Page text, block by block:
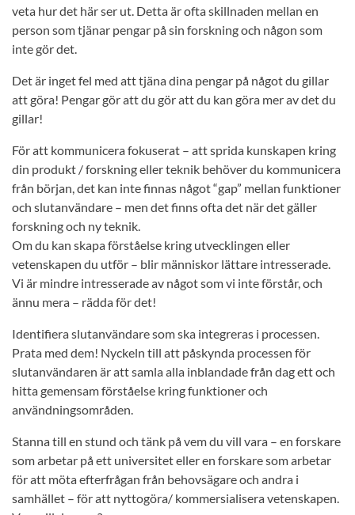
veta hur det här ser ut. Detta är ofta skillnaden mellan en
person som tjänar pengar på sin forskning och någon som
inte gör det.
Det är inget fel med att tjäna dina pengar på något du gillar
att göra! Pengar gör att du gör att du kan göra mer av det du
gillar!
För att kommunicera fokuserat – att sprida kunskapen kring
din produkt / forskning eller teknik behöver du kommunicera
från början, det kan inte finnas något “gap” mellan funktioner
och slutanvändare – men det finns ofta det när det gäller
forskning och ny teknik.
Om du kan skapa förståelse kring utvecklingen eller
vetenskapen du utför – blir människor lättare intresserade.
Vi är mindre intresserade av något som vi inte förstår, och
ännu mera – rädda för det!
Identifiera slutanvändare som ska integreras i processen.
Prata med dem! Nyckeln till att påskynda processen för
slutanvändaren är att samla alla inblandade från dag ett och
hitta gemensam förståelse kring funktioner och
användningsområden.
Stanna till en stund och tänk på vem du vill vara – en forskare
som arbetar på ett universitet eller en forskare som arbetar
för att möta efterfrågan från behovsägare och andra i
samhället – för att nyttogöra/ kommersialisera vetenskapen.